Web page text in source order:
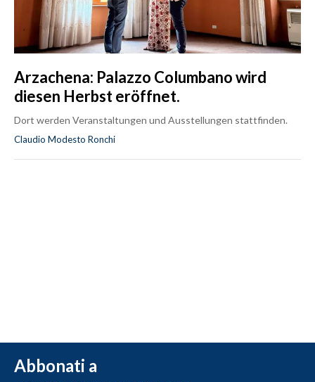
Arzachena: Palazzo Columbano wird
diesen Herbst eröffnet.
Dort werden Veranstaltungen und Ausstellungen stattfinden.
Claudio Modesto Ronchi
Abbonati a